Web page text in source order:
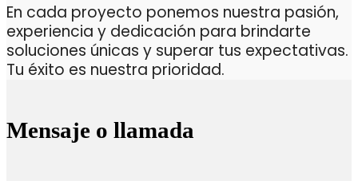
En cada proyecto ponemos nuestra pasión,
experiencia y dedicación para brindarte
soluciones únicas y superar tus expectativas.
Tu éxito es nuestra prioridad.
Mensaje o llamada